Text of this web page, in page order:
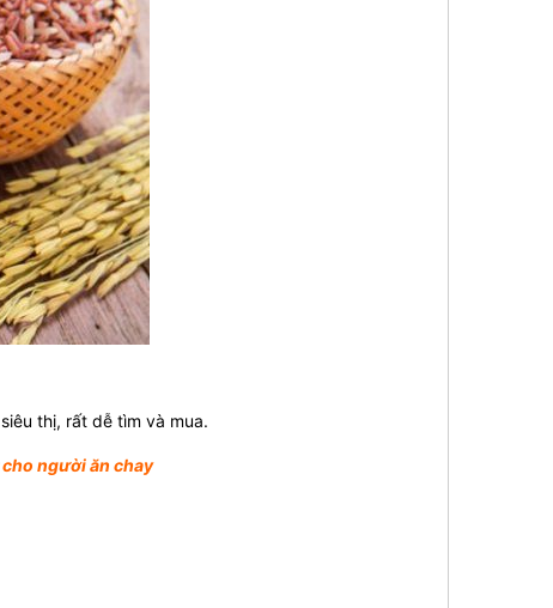
thị, rất dễ tìm và mua.
người ăn chay